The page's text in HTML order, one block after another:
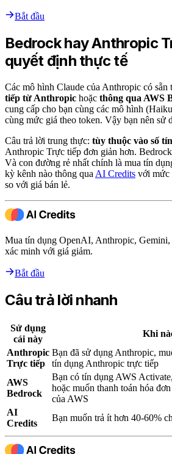
Bắt đầu
Bedrock hay Anthropic
quyết định thực tế
Các mô hình Claude của Anthropic có sẵn
tiếp từ Anthropic hoặc thông qua AWS
cung cấp cho bạn cùng các mô hình
cùng mức giá theo token. Vậy bạn nên sử
Câu trả lời trung thực: tùy thuộc vào số
Anthropic Trực tiếp đơn giản hơn.
Và con đường rẻ nhất chính là mua tín
kỳ kênh nào thông qua AI Credits với mức
so với giá bán lẻ.
Mua tín dụng OpenAI, Anthropic,
xác minh với giá giảm.
Bắt đầu
Câu trả lời nhanh
Sử dụng
cái này
Khi
Anthropic
Trực tiếp
Bạn đã sử dụng Anthropic,
tín dụng Anthropic trực tiếp
AWS
Bedrock
Bạn có tín dụng AWS
hoặc muốn thanh toán hóa
của AWS
AI
Credits
Bạn muốn trả ít hơn 40-60%